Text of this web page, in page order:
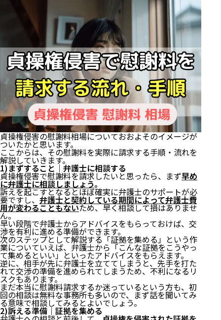
貞操権侵害の慰謝料相場についておおよそのイメージが
ついたかと思います。
ここからは、その慰謝料を実際に請求する手順・流れを
解説していきます。
1)まずすること｜弁護士に相談する
貞操権侵害で慰謝料を請求したいと思ったら、まず早め
に弁護士に相談しましょう。
訴えを起こすとなるとほぼ確実に弁護士のサポートが必
要ですし、 弁護士と契約している期間によって弁護士費
用が変わることもないため、早く相談して損はありませ
ん。
早い段階で弁護士からアドバイスをもらっておけば、交
渉を有利に進める準備ができます。
次のステップとして解説する「証拠を集める」という作
業についていえば、弁護士から「こんな証拠をこうやっ
て集めるといい」といったアドバイスをもらえます。
逆に、相手が先に弁護士を立ててしまうと、先手を打た
れて交渉の準備を進められてしまうため、不利になるリ
スクもあります。
まだ本当に慰謝料請求するか迷っているという方も、初
回の相談は無料な事務所も多いので、まず話を聞いてみ
る意味で相談してみるとよいでしょう。
2)訴える準備｜証拠を集める